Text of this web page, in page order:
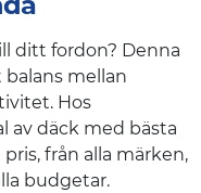
ditt fordon? Denna
mellan
Hos
av däck med bästa
från alla märken,
budgetar.